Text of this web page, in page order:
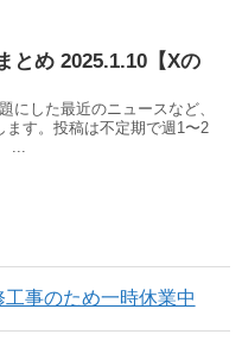
とめ 2025.1.10【Xの
にした最近のニュースなど、
ます。投稿は不定期で週1〜2
...
事のため一時休業中